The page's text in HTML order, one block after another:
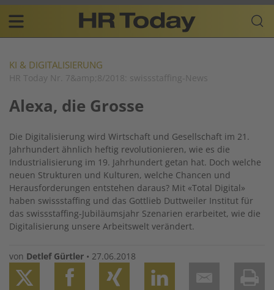
Skip
content
Plattform
für
Resources
navigation
DE
KI & DIGITALISIERUNG
HR Today Nr. 7&amp;8/2018: swissstaffing-News
Alexa, die Grosse
Die Digitalisierung wird Wirtschaft und Gesellschaft im 21.
Jahrhundert ähnlich heftig revolutionieren, wie es die
Industrialisierung im 19. Jahrhundert getan hat. Doch welche
neuen Strukturen und Kulturen, welche Chancen und
Herausforderungen entstehen daraus? Mit «Total Digital»
haben swissstaffing und das Gottlieb Duttweiler Institut für
das swissstaffing-Jubiläumsjahr Szenarien erarbeitet, wie die
Digitalisierung unsere Arbeitswelt verändert.
von Detlef Gürtler • 27.06.2018